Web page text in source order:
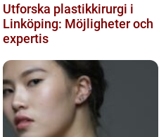
Utforska plastikkirurgi i
Linköping: Möjligheter och
expertis